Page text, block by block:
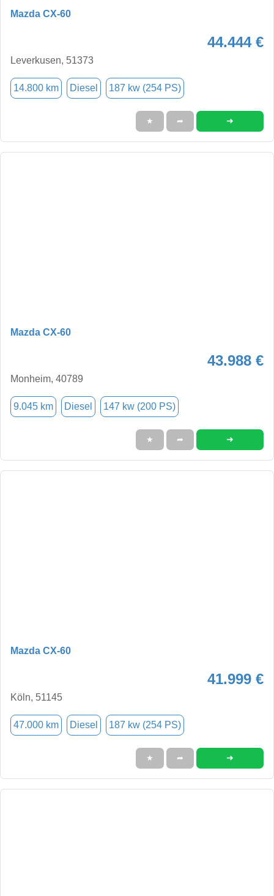
Mazda CX-60
44.444 €
Leverkusen, 51373
14.800 km Diesel 187 kw (254 PS)
★ ➦ ➜
Mazda CX-60
43.988 €
Monheim, 40789
9.045 km Diesel 147 kw (200 PS)
★ ➦ ➜
Mazda CX-60
41.999 €
Köln, 51145
47.000 km Diesel 187 kw (254 PS)
★ ➦ ➜